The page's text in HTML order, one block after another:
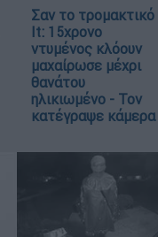
Σαν το τρομακτικό
It: 15χρονο
ντυμένος κλόουν
μαχαίρωσε μέχρι
θανάτου
ηλικιωμένο - Τον
κατέγραψε κάμερα